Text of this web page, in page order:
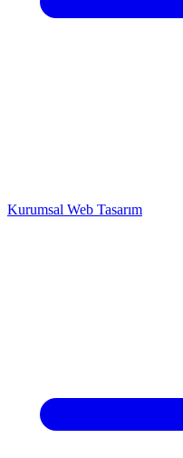
Kurumsal Web Tasarım